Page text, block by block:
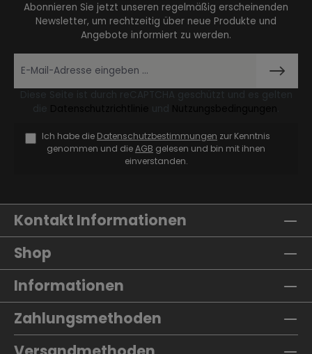
Abonnieren Sie jetzt unseren regelmäßig erscheinenden
Newsletter, um rechtzeitig über neue Produkte und
Angebote informiert zu werden.
Ich habe die Datenschutzbestimmungen zur Kenntnis
genommen und dieAGB gelesen und bin mit ihnen
einverstanden.
Kontakt Informationen
Shop
Informationen
Zahlungsmethoden